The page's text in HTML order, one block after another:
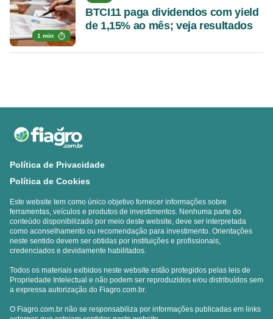
1 min
BTCI11 paga dividendos com yield
de 1,15% ao mês; veja resultados
Política de Privacidade
Política de Cookies
Este website tem como único objetivo fornecer informações sobre
ferramentas, veículos e produtos de investimentos. Nenhuma parte do
conteúdo disponibilizado por meio deste website, deve ser interpretada
como aconselhamento ou recomendação para investimento. Orientações
neste sentido devem ser obtidas por instituições e profissionais,
credenciados e devidamente habilitados.
Todos os materiais exibidos neste website estão protegidos pelas leis de
Propriedade Intelectual e não podem ser reproduzidos e/ou distribuídos sem
a expressa autorização do Fiagro.com.br.
O Fiagro.com.br não se responsabiliza por informações publicadas em links